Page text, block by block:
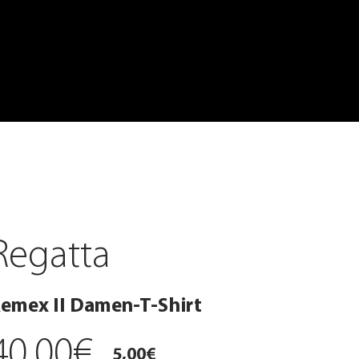
II Damen-T-Shirt